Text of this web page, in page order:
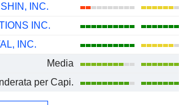
INC.
INC.
INC.
Media
per Capi.